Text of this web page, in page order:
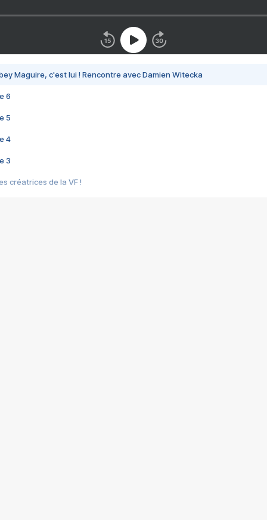
Maguire, c'est lui ! Rencontre avec Damien Witecka
6
5
4
3
créatrices de la VF !